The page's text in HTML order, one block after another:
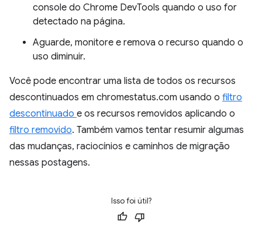
console do Chrome DevTools quando o uso for
detectado na página.
Aguarde, monitore e remova o recurso quando o
uso diminuir.
Você pode encontrar uma lista de todos os recursos
descontinuados em chromestatus.com usando o filtro
descontinuado e os recursos removidos aplicando o
filtro removido. Também vamos tentar resumir algumas
das mudanças, raciocínios e caminhos de migração
nessas postagens.
Isso foi útil?